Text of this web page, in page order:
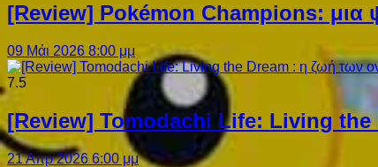
[Review] Pokémon Champions: μια
09 Μάι 2026 8:00 μμ
7.5
[Review] Tomodachi Life: Living
21 Απρ 2026 6:00 μμ